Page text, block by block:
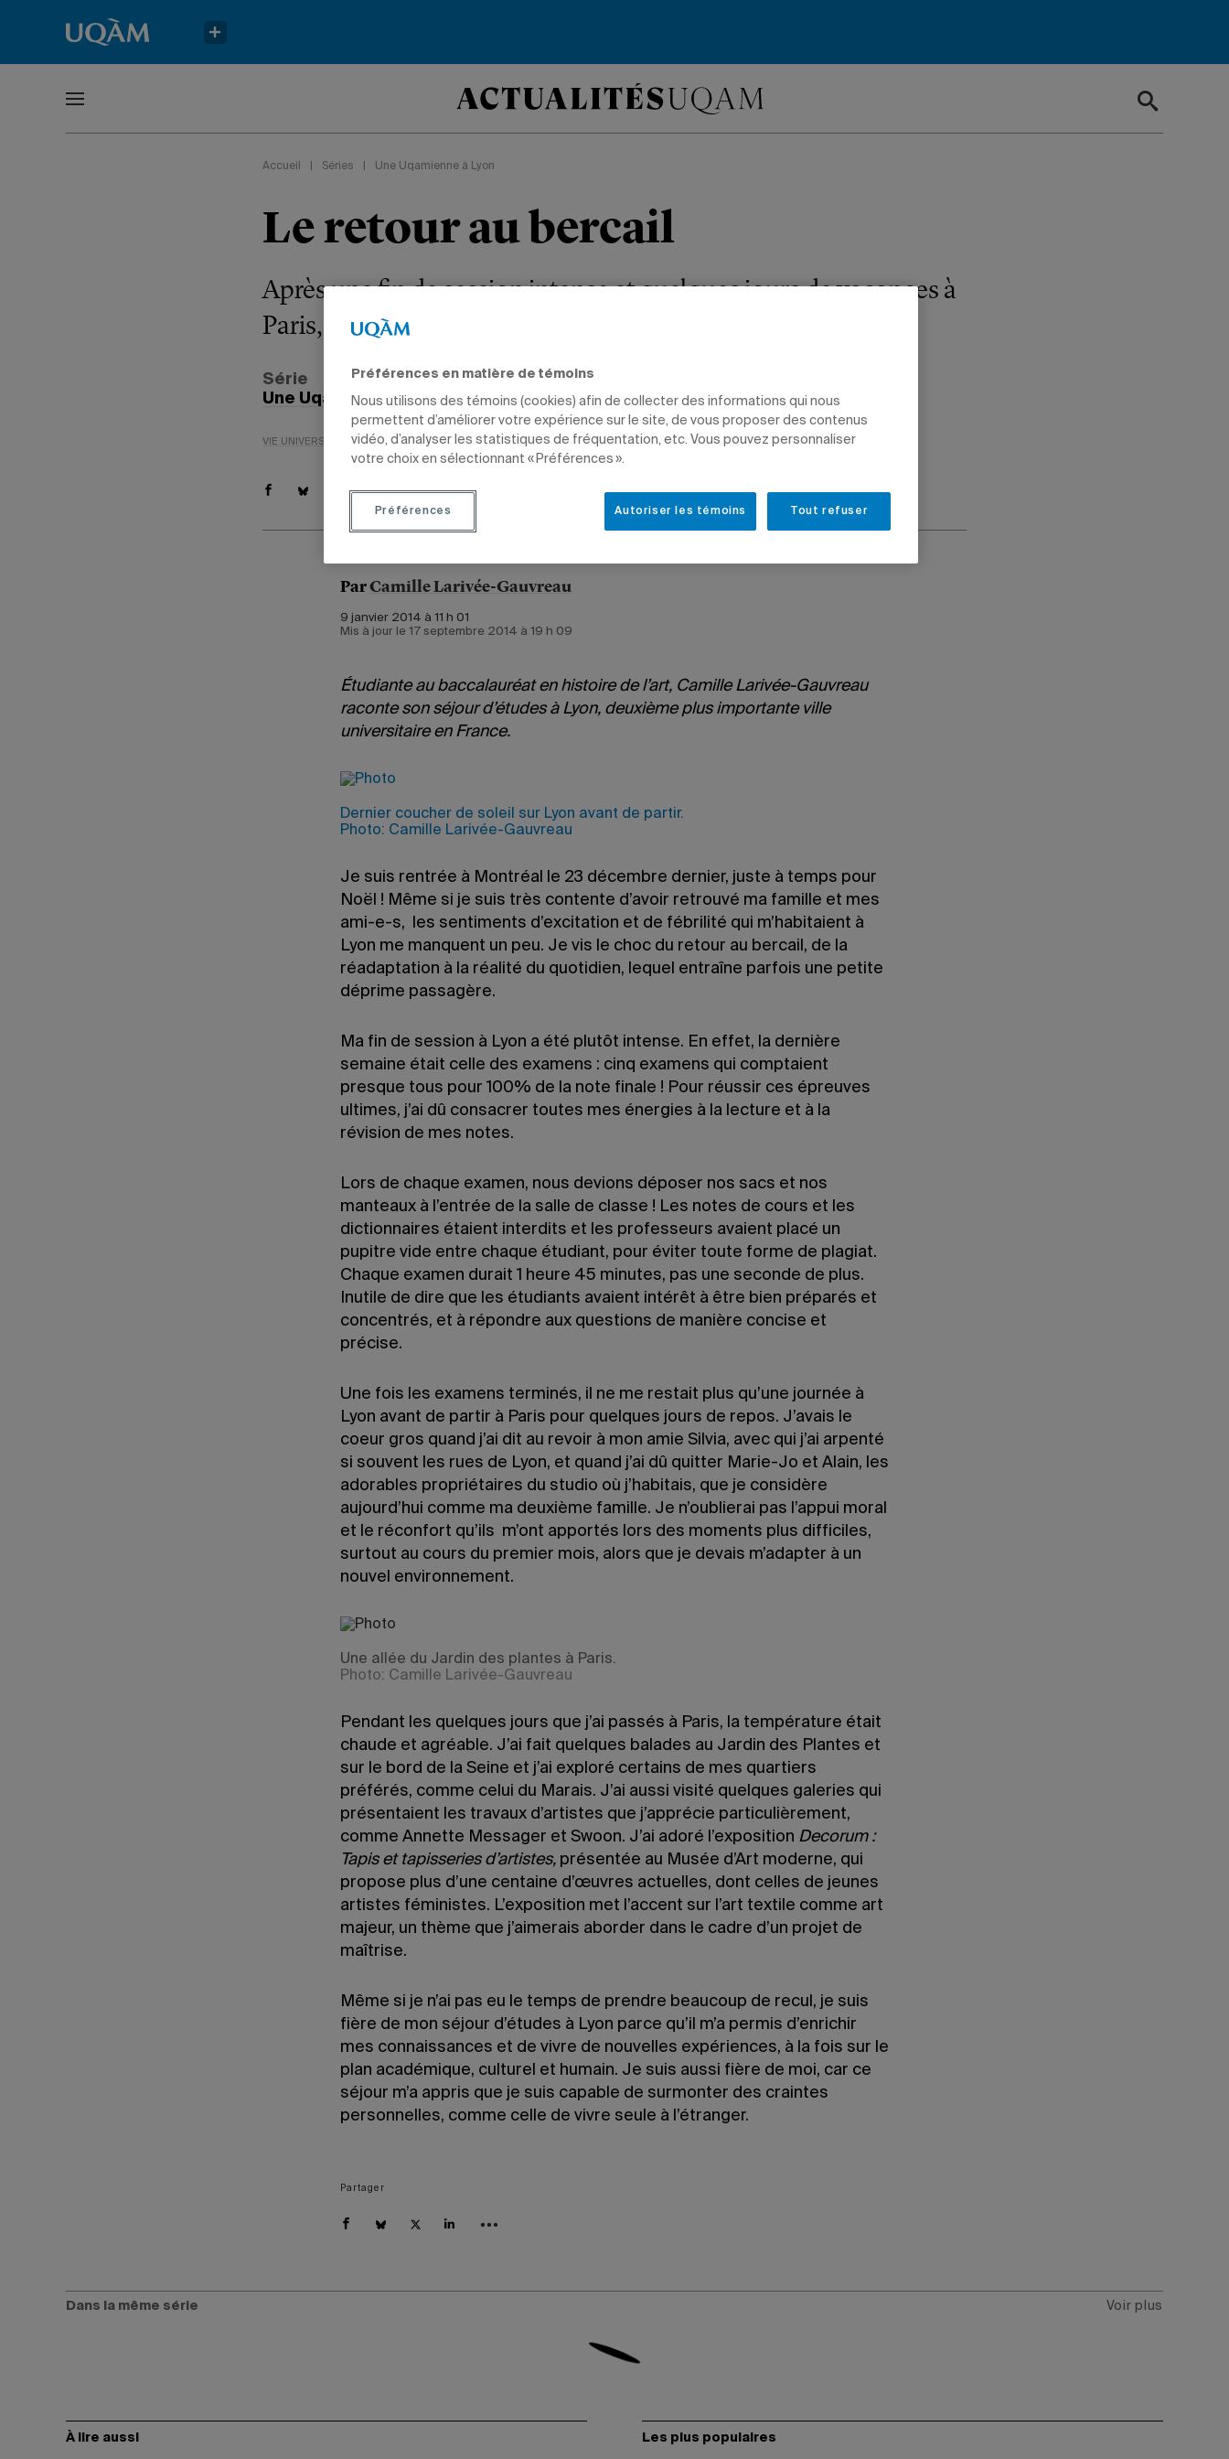
Accueil Séries Une Uqamienne à Lyon
Le retour au bercail
Après une fin de session intense et quelques jours de vacances à
Paris, notre Uqamienne à Lyon est rentrée à Montréal.
Série
Une Uqamienne à Lyon
VIE UNIVERSITAIRE INTERNATIONAL ARTS ÉTUDIANTS
ParCamille Larivée-Gauvreau
9 janvier 2014 à 11 h 01
Mis à jour le 17 septembre 2014 à 19 h 09
Étudiante au baccalauréat en histoire de l’art, Camille Larivée-Gauvreau
raconte son séjour d’études à Lyon, deuxième plus importante ville
universitaire en France.
Dernier coucher de soleil sur Lyon avant de partir.
Photo: Camille Larivée-Gauvreau
Je suis rentrée à Montréal le 23 décembre dernier, juste à temps pour
Noël ! Même si je suis très contente d’avoir retrouvé ma famille et mes
ami-e-s, les sentiments d’excitation et de fébrilité qui m’habitaient à
Lyon me manquent un peu. Je vis le choc du retour au bercail, de la
réadaptation à la réalité du quotidien, lequel entraîne parfois une petite
déprime passagère.
Ma fin de session à Lyon a été plutôt intense. En effet, la dernière
semaine était celle des examens : cinq examens qui comptaient
presque tous pour 100% de la note finale ! Pour réussir ces épreuves
ultimes, j’ai dû consacrer toutes mes énergies à la lecture et à la
révision de mes notes.
Lors de chaque examen, nous devions déposer nos sacs et nos
manteaux à l’entrée de la salle de classe ! Les notes de cours et les
dictionnaires étaient interdits et les professeurs avaient placé un
pupitre vide entre chaque étudiant, pour éviter toute forme de plagiat.
Chaque examen durait 1 heure 45 minutes, pas une seconde de plus.
Inutile de dire que les étudiants avaient intérêt à être bien préparés et
concentrés, et à répondre aux questions de manière concise et
précise.
Une fois les examens terminés, il ne me restait plus qu’une journée à
Lyon avant de partir à Paris pour quelques jours de repos. J’avais le
coeur gros quand j’ai dit au revoir à mon amie Silvia, avec qui j’ai arpenté
si souvent les rues de Lyon, et quand j’ai dû quitter Marie-Jo et Alain, les
adorables propriétaires du studio où j’habitais, que je considère
aujourd’hui comme ma deuxième famille. Je n’oublierai pas l’appui moral
et le réconfort qu’ils m’ont apportés lors des moments plus difficiles,
surtout au cours du premier mois, alors que je devais m’adapter à un
nouvel environnement.
Une allée du Jardin des plantes à Paris.
Photo: Camille Larivée-Gauvreau
Pendant les quelques jours que j’ai passés à Paris, la température était
chaude et agréable. J’ai fait quelques balades au Jardin des Plantes et
sur le bord de la Seine et j’ai exploré certains de mes quartiers
préférés, comme celui du Marais. J’ai aussi visité quelques galeries qui
présentaient les travaux d’artistes que j’apprécie particulièrement,
comme Annette Messager et Swoon. J’ai adoré l’exposition Decorum :
Tapis et tapisseries d’artistes, présentée au Musée d’Art moderne, qui
propose plus d’une centaine d’œuvres actuelles, dont celles de jeunes
artistes féministes. L’exposition met l’accent sur l’art textile comme art
majeur, un thème que j’aimerais aborder dans le cadre d’un projet de
maîtrise.
Même si je n’ai pas eu le temps de prendre beaucoup de recul, je suis
fière de mon séjour d’études à Lyon parce qu’il m’a permis d’enrichir
mes connaissances et de vivre de nouvelles expériences, à la fois sur le
plan académique, culturel et humain. Je suis aussi fière de moi, car ce
séjour m’a appris que je suis capable de surmonter des craintes
personnelles, comme celle de vivre seule à l’étranger.
Partager
Dans la même série Voir plus
À lire aussi Les plus populaires
Préférences en matière de témoins
Nous utilisons des témoins (cookies) afin de collecter des informations qui nous
permettent d’améliorer votre expérience sur le site, de vous proposer des contenus
vidéo, d’analyser les statistiques de fréquentation, etc. Vous pouvez personnaliser
votre choix en sélectionnant « Préférences ».
Tout refuser
Autoriser les témoins
Préférences